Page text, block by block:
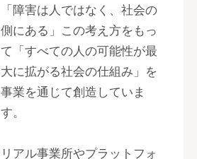
「障害は人ではなく、社会の
側にある」この考え方をもっ
て「すべての人の可能性が最
大に拡がる社会の仕組み」を
事業を通じて創造していま
す。
リアル事業所やプラットフォ